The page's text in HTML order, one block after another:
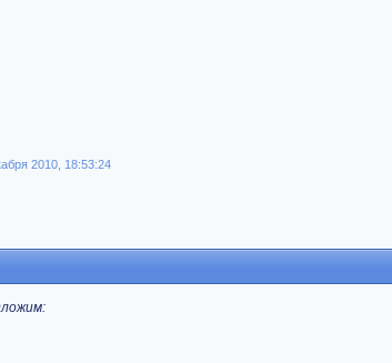
2010, 18:53:24